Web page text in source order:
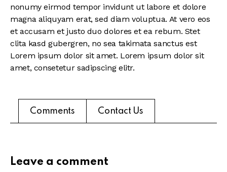
nonumy eirmod tempor invidunt ut labore et dolore
magna aliquyam erat, sed diam voluptua. At vero eos
et accusam et justo duo dolores et ea rebum. Stet
clita kasd gubergren, no sea takimata sanctus est
Lorem ipsum dolor sit amet. Lorem ipsum dolor sit
amet, consetetur sadipscing elitr.
Comments Contact Us
Leave a comment